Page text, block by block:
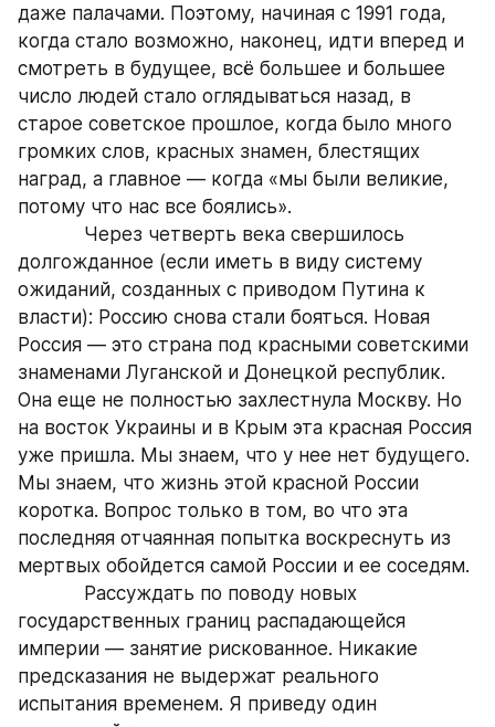
даже палачами. Поэтому, начиная с 1991 года,
когда стало возможно, наконец, идти вперед и
смотреть в будущее, всё большее и большее
число людей стало оглядываться назад, в
старое советское прошлое, когда было много
громких слов, красных знамен, блестящих
наград, а главное — когда «мы были великие,
потому что нас все боялись».
Через четверть века свершилось
долгожданное (если иметь в виду систему
ожиданий, созданных с приводом Путина к
власти): Россию снова стали бояться. Новая
Россия — это страна под красными советскими
знаменами Луганской и Донецкой республик.
Она еще не полностью захлестнула Москву. Но
на восток Украины и в Крым эта красная Россия
уже пришла. Мы знаем, что у нее нет будущего.
Мы знаем, что жизнь этой красной России
коротка. Вопрос только в том, во что эта
последняя отчаянная попытка воскреснуть из
мертвых обойдется самой России и ее соседям.
Рассуждать по поводу новых
государственных границ распадающейся
империи — занятие рискованное. Никакие
предсказания не выдержат реального
испытания временем. Я приведу один